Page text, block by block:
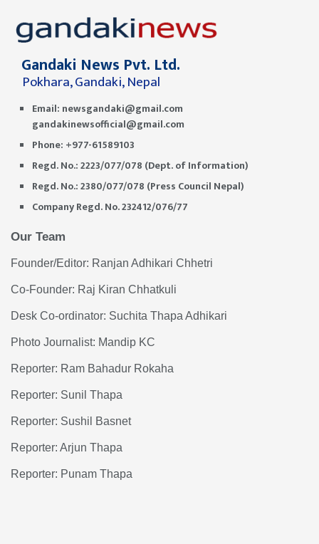
Gandaki News Pvt. Ltd.
Pokhara, Gandaki, Nepal
Email: newsgandaki@gmail.com
gandakinewsofficial@gmail.com
Phone: +977-61589103
Regd. No.: 2223/077/078 (Dept. of Information)
Regd. No.: 2380/077/078 (Press Council Nepal)
Company Regd. No. 232412/076/77
Our Team
Founder/Editor: Ranjan Adhikari Chhetri
Co-Founder: Raj Kiran Chhatkuli
Desk Co-ordinator: Suchita Thapa Adhikari
Photo Journalist: Mandip KC
Reporter: Ram Bahadur Rokaha
Reporter: Sunil Thapa
Reporter: Sushil Basnet
Reporter: Arjun Thapa
Reporter: Punam Thapa